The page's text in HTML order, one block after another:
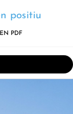
positiu
PDF